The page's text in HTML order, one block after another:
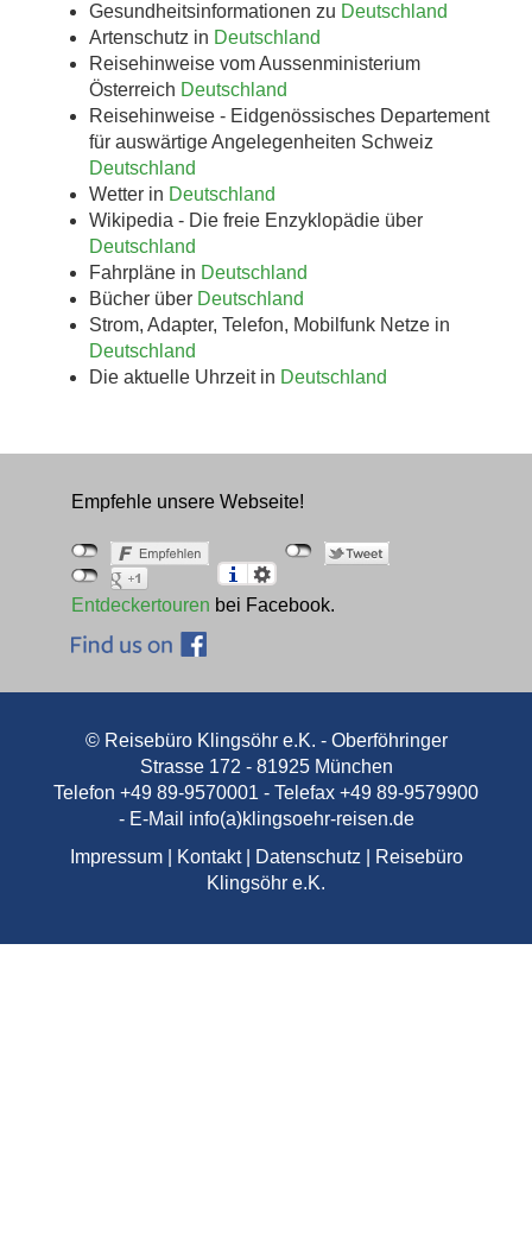
Gesundheitsinformationen zu Deutschland
Artenschutz in Deutschland
Reisehinweise vom Aussenministerium
Österreich Deutschland
Reisehinweise - Eidgenössisches Departement
für auswärtige Angelegenheiten Schweiz
Deutschland
Wetter in Deutschland
Wikipedia - Die freie Enzyklopädie über
Deutschland
Fahrpläne in Deutschland
Bücher über Deutschland
Strom, Adapter, Telefon, Mobilfunk Netze in
Deutschland
Die aktuelle Uhrzeit in Deutschland
Empfehle unsere Webseite!
Entdeckertouren bei Facebook.
© Reisebüro Klingsöhr e.K. - Oberföhringer
Strasse 172 - 81925 München
Telefon +49 89-9570001 - Telefax +49 89-9579900
- E-Mail info(a)klingsoehr-reisen.de
Impressum| Kontakt| Datenschutz
Reisebüro
Klingsöhr e.K.